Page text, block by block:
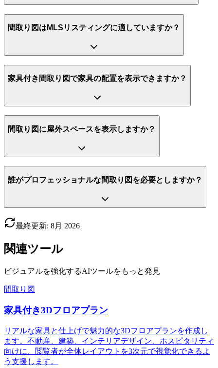
間取り図はMLSリスティングに適していますか？
家具付き間取り図で家具の配置を表示できますか？
間取り図に屋外スペースを表示しますか？
誰がプロフェッショナルな間取り図を必要としますか？
最終更新: 8月 2026
関連ツール
ビジュアルを強化するAIツールをもっと発見
間取り図
家具付き3Dフロアプラン
リアルな家具と仕上げで魅力的な3Dフロアプランを作成し
ます。不動産、建築、インテリアデザイン、ホスピタリティ
向けに、閲覧者が全体レイアウトを3次元で視覚化できるよ
う支援します。